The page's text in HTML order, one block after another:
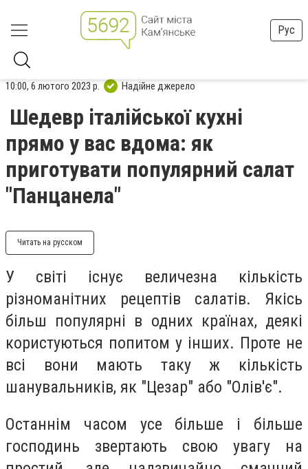
Рус
10:00, 6 лютого 2023 р. Надійне джерело
Шедевр італійської кухні
прямо у вас вдома: як
приготувати популярний салат
"Панцанела"
Читать на русском
У світі існує величезна кількість
різноманітних рецептів салатів. Якісь
більш популярні в одних країнах, деякі
користуються попитом у інших. Проте не
всі вони мають таку ж кількість
шанувальників, як "Цезар" або "Олів'є".
Останнім часом усе більше і більше
господинь звертають свою увагу на